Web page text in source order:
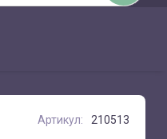
Артикул: 210513